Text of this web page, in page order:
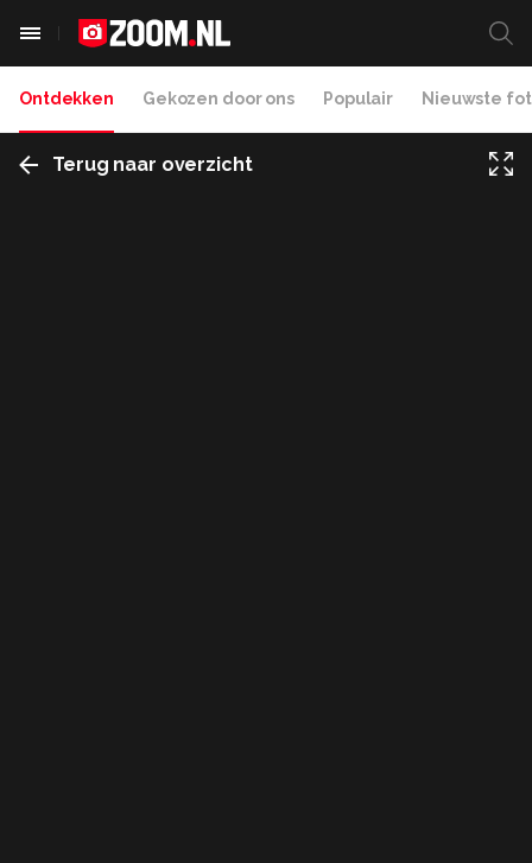
Ontdekken Gekozen door ons Populair Nieuwste
Terug naar overzicht